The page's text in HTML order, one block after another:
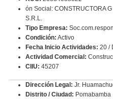
ón Social: CONSTRUCTORA
S.R.L.
Tipo Empresa:
Condición: Activo
Fecha Inicio Actividades: 20 /
Actividad Comercial:
CIIU: 45207
Dirección Legal: Jr.
Distrito / Ciudad: Pomabamba